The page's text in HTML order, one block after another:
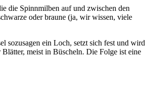
die Spinnmilben auf und zwischen den
oder braune (ja, wir wissen, viele
sozusagen ein Loch, setzt sich fest und wird
meist in Büscheln. Die Folge ist eine